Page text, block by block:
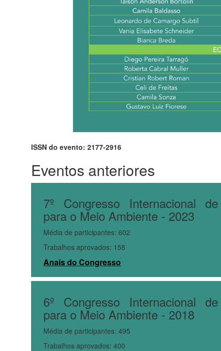
ISSN do evento: 2177-2916
Eventos anteriores
7º Congresso Internacional
para o Meio Ambiente - 2023
Média de participantes: 602
Trabalhos aprovados: 158
Anais do Congresso
6º Congresso Internacional
para o Meio Ambiente - 2018
Média de participantes: 495
Trabalhos aprovados: 400